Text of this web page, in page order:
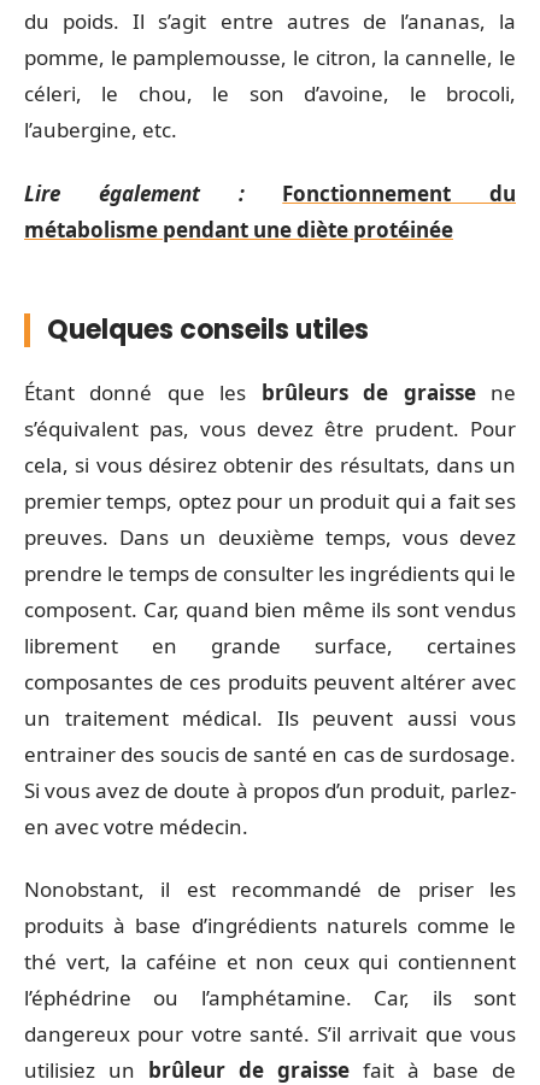
du poids. Il s’agit entre autres de l’ananas, la
pomme, le pamplemousse, le citron, la cannelle, le
céleri, le chou, le son d’avoine, le brocoli,
l’aubergine, etc.
Lire également :
Fonctionnement du
métabolisme pendant une diète protéinée
Quelques conseils utiles
Étant donné que les brûleurs de graissene
s’équivalent pas, vous devez être prudent. Pour
cela, si vous désirez obtenir des résultats, dans un
premier temps, optez pour un produit qui a fait ses
preuves. Dans un deuxième temps, vous devez
prendre le temps de consulter les ingrédients qui le
composent. Car, quand bien même ils sont vendus
librement en grande surface, certaines
composantes de ces produits peuvent altérer avec
un traitement médical. Ils peuvent aussi vous
entrainer des soucis de santé en cas de surdosage.
Si vous avez de doute à propos d’un produit, parlez-
en avec votre médecin.
Nonobstant, il est recommandé de priser les
produits à base d’ingrédients naturels comme le
thé vert, la caféine et non ceux qui contiennent
l’éphédrine ou l’amphétamine. Car, ils sont
dangereux pour votre santé. S’il arrivait que vous
utilisiez un brûleur de graisse fait à base de